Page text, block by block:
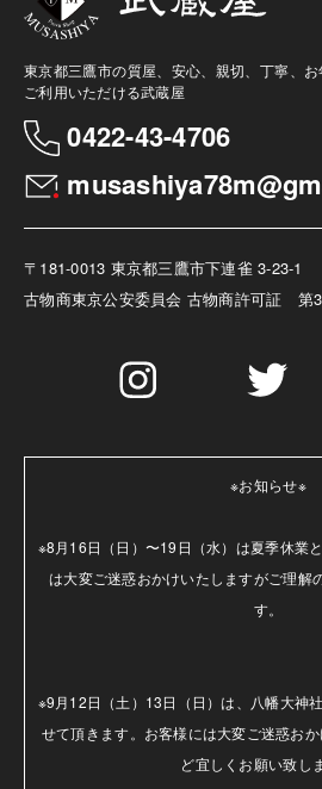
東京都三鷹市の質屋、安心、親切、丁寧、
ご利用いただける武蔵屋
0422-43-4706
〒181-0013 東京都三鷹市下連雀 3-23-1
古物商東京公安委員会 古物商許可証 第
※お知らせ※
※8月16日（日）〜19日（水）は夏季休業
は大変ご迷惑おかけいたしますがご理解
す。
※9月12日（土）13日（日）は、八幡大神
せて頂きます。お客様には大変ご迷惑お
ど宜しくお願い致し